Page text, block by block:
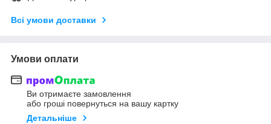
Всі умови доставки
Умови оплати
Ви отримаєте замовлення
або гроші повернуться на вашу картку
Детальніше